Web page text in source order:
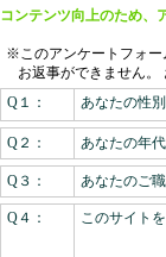
コンテンツ向上のため、
※このアンケートフォー
お返事ができません。
Q１：
あなたの性
Q２： あなたの年
Q３： あなたのご
Q４： このサイト